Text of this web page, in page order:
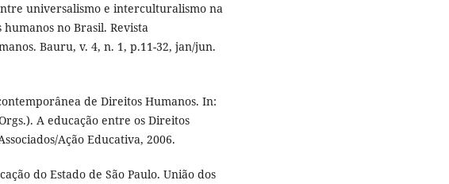
universalismo e interculturalismo na
no Brasil. Revista
Bauru, v. 4, n. 1, p.11-32, jan/jun.
de Direitos Humanos. In:
A educação entre os Direitos
Ação Educativa, 2006.
do Estado de São Paulo. União dos